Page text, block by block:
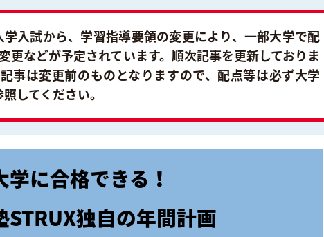
入試から、学習指導要領の変更により、一部大学で配
更などが予定されています。順次記事を更新しておりま
事は変更前のものとなりますので、配点等は必ず大学
してください。
学に合格できる！
STRUX独自の年間計画